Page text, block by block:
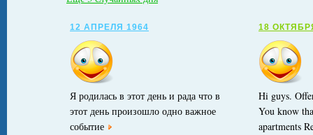
12 АПРЕЛЯ 1964
Я родилась в этот день и рада что в
этот день произошло одно важное
событие
18
Hi guys.
You know
apartments